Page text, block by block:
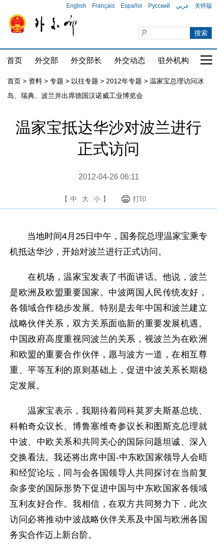
English Français Español Русский عربي 关怀版
首页 外交部 外交部长 外交动态 驻外机构 国
首页 > 资料 > 专题 > 以往专题 > 2012年专题 > 温家宝总理访问冰
岛、瑞典、波兰并出席德国汉诺威工业博览会
温家宝抵达华沙对波兰进行
正式访问
2012-04-26 06:11
【 中 大 小 】 打印
当地时间4月25日中午，国务院总理温家宝乘专
机抵达华沙，开始对波兰进行正式访问。
在机场，温家宝发表了书面讲话。他说，波兰
是欧洲及欧盟重要国家。中波两国人民传统友好，
各领域合作稳步发展。特别是去年中国和波兰建立
战略伙伴关系，双方关系面临新的重要发展机遇。
中国政府高度重视同波兰的关系，视波兰为在欧洲
和欧盟的重要合作伙伴，愿与波方一道，在相互尊
重、平等互利的原则基础上，促进中波关系长期稳
定发展。
温家宝表示，我期待着同科莫罗夫斯基总统、
科帕奇众议长、博鲁塞维奇参议长和图斯克总理就
中波、中欧关系和共同关心的国际问题坦诚、深入
交换看法。我还将出席中国-中东欧国家领导人会晤
和经贸论坛，同与会各国领导人共同探讨在当前复
杂多变的国际形势下促进中国与中东欧国家各领域
互利友好合作。我相信，在双方共同努力下，此次
访问必将推动中波战略伙伴关系及中国与欧洲各国
务实合作迈上新台阶。